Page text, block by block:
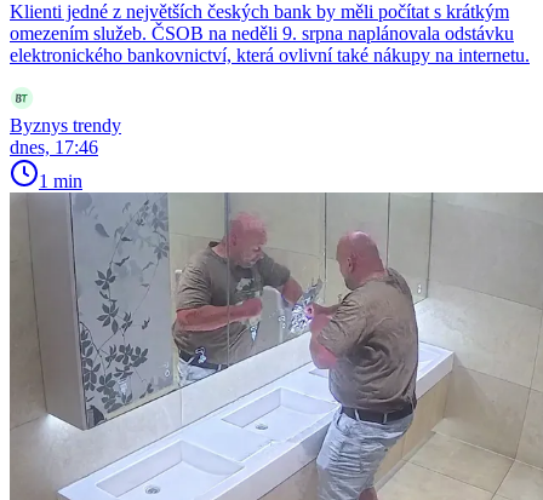
Klienti jedné z největších českých bank by měli počítat s krátkým
omezením služeb. ČSOB na neděli 9. srpna naplánovala odstávku
elektronického bankovnictví, která ovlivní také nákupy na internetu.
Byznys trendy
dnes, 17:46
1 min